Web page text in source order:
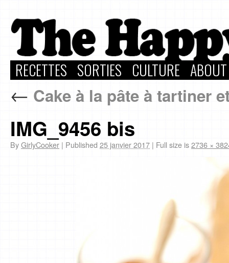
RECETTES SORTIES CULTURE
← Cake à la pâte à tartiner
IMG_9456 bis
ByGirlyCooker | Published 25 janvier 2017 | Full size is2736 ×